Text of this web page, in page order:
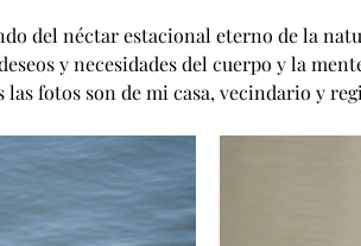
del néctar estacional eterno de la
y necesidades del cuerpo y la
las fotos son de mi casa, vecindario y